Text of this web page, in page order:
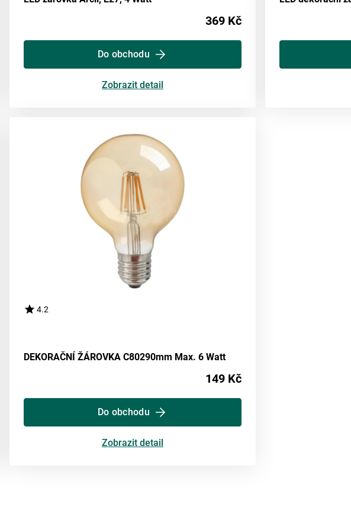
369 Kč
Do obchodu
Zobrazit detail
4.2
DEKORAČNÍ ŽÁROVKA C80290mm Max. 6 Watt
149 Kč
Do obchodu
Zobrazit detail